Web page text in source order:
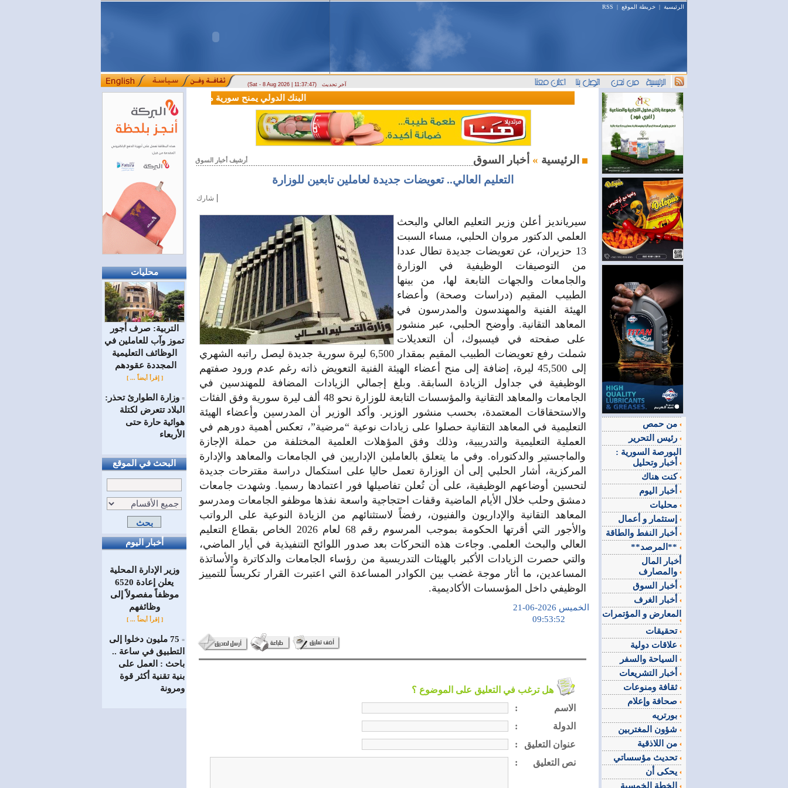
الرئيسية | خريطة الموقع |
RSS
(Sat - 8 Aug 2026 | 11:37:47) آخر تحديث
محليات
التربية: صرف أجور
تموز وآب للعاملين في
الوظائف ‏التعليمية
المجددة عقودهم ‏
[ إقرأ أيضاً ... ]
= وزارة الطوارئ تحذر:
البلاد تتعرض لكتلة
هوائية حارة حتى
الأربعاء
البحث في الموقع
أخبار اليوم
وزير الإدارة المحلية
يعلن إعادة 6520
موظفاً مفصولاً إلى
‏وظائفهم
[ إقرأ أيضاً ... ]
=
75 مليون دخلوا إلى
التطبيق في ساعة ..
باحث : العمل على
بنية تقنية أكثر قوة
ومرونة
البنك الدولي يمنح سورية منحة مالية بقيمة 100 مليون دولار لدعم إصلاحات القطاع المالي
أرشيف أخبار السوق الرئيسية »
التعليم العالي.. تعويضات جديدة لعاملين تابعين للوزارة
شارك |
سيريانديز أعلن وزير التعليم العالي والبحث
العلمي الدكتور مروان الحلبي، مساء السبت
13 حزيران، عن تعويضات جديدة تطال عددا
من التوصيفات الوظيفية في الوزارة
والجامعات والجهات التابعة لها، من بينها
الطبيب المقيم (دراسات وصحة) وأعضاء
الهيئة الفنية والمهندسون والمدرسون في
المعاهد التقانية. وأوضح الحلبي، عبر منشور
على صفحته في فيسبوك، أن التعديلات
شملت رفع تعويضات الطبيب المقيم بمقدار 6,500 ليرة سورية جديدة ليصل راتبه الشهري
إلى 45,500 ليرة، إضافة إلى منح أعضاء الهيئة الفنية التعويض ذاته رغم عدم ورود صفتهم
الوظيفية في جداول الزيادة السابقة. وبلغ إجمالي الزيادات المضافة للمهندسين في
الجامعات والمعاهد التقانية والمؤسسات التابعة للوزارة نحو 48 ألف ليرة سورية وفق الفئات
والاستحقاقات المعتمدة، بحسب منشور الوزير. وأكد الوزير أن المدرسين وأعضاء الهيئة
التعليمية في المعاهد التقانية حصلوا على زيادات نوعية “مرضية”، تعكس أهمية دورهم في
العملية التعليمية والتدريبية، وذلك وفق المؤهلات العلمية المختلفة من حملة الإجازة
والماجستير والدكتوراه. وفي ما يتعلق بالعاملين الإداريين في الجامعات والمعاهد والإدارة
المركزية، أشار الحلبي إلى أن الوزارة تعمل حاليا على استكمال دراسة مقترحات جديدة
لتحسين أوضاعهم الوظيفية، على أن تُعلن تفاصيلها فور اعتمادها رسميا. وشهدت جامعات
دمشق وحلب خلال الأيام الماضية وقفات احتجاجية واسعة نفذها موظفو الجامعات ومدرسو
المعاهد التقانية والإداريون والفنيون، رفضاً لاستثنائهم من الزيادة النوعية على الرواتب
والأجور التي أقرتها الحكومة بموجب المرسوم رقم 68 لعام 2026 الخاص بقطاع التعليم
العالي والبحث العلمي. وجاءت هذه التحركات بعد صدور اللوائح التنفيذية في أيار الماضي،
والتي حصرت الزيادات الأكبر بالهيئات التدريسية من رؤساء الجامعات والدكاترة والأساتذة
المساعدين، ما أثار موجة غضب بين الكوادر المساعدة التي اعتبرت القرار تكريساً للتمييز
الوظيفي داخل المؤسسات الأكاديمية.
الخميس 2026-06-21
هل ترغب في التعليق على الموضوع ؟
:
الاسم
:
الدولة
:
عنوان التعليق
:
نص التعليق
البورصة السورية :
كنت هناك
**المرصد**
أخبار المال
المعارض و المؤتمرات
تحقيقات
ثقافة ومنوعات
تحديث مؤسساتي